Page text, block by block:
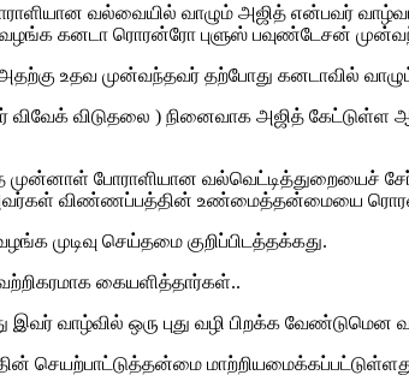
வல்வையில் வாழும் அஜித் என்பவர்
கனடா ரொரன்ரோ புளுஸ் பவுண்டேசன்
உதவ முன்வந்தவர் தற்போது கனடாவில்
விவேக் விடுதலை ) நினைவாக அஜித்
போராளியான வல்வெட்டித்துறையைச்
விண்ணப்பத்தின் உண்மைத்தன்மையை
முடிவு செய்தமை குறிப்பிடத்தக்கது.
கையளித்தார்கள்..
வாழ்வில் ஒரு புது வழி பிறக்க
செயற்பாட்டுத்தன்மை